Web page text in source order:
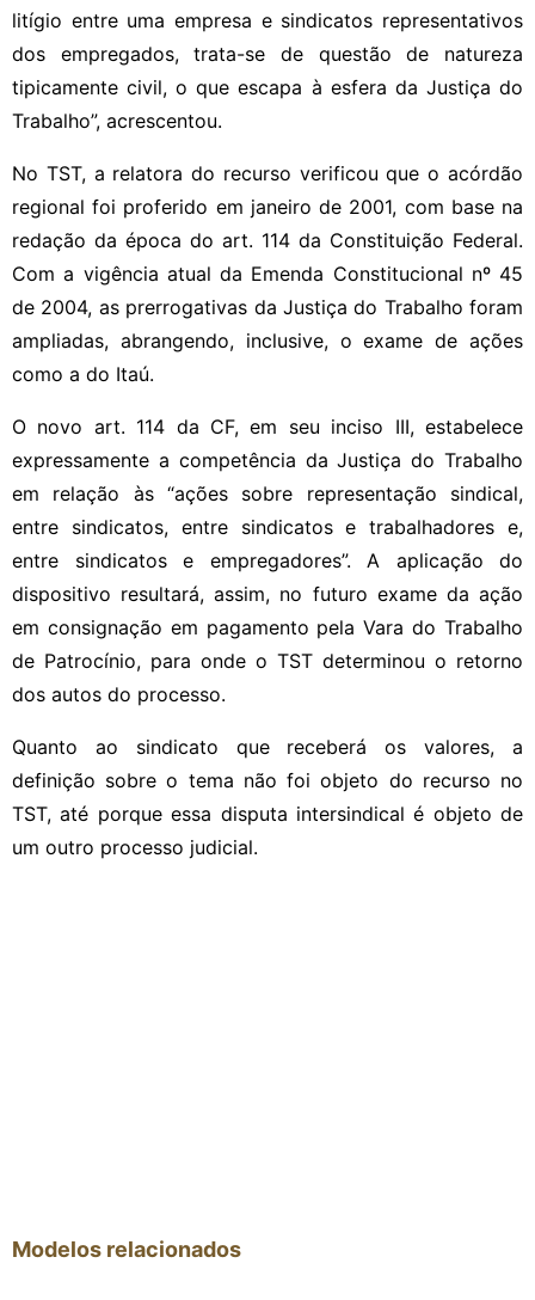
litígio entre uma empresa e sindicatos representativos
dos empregados, trata-se de questão de natureza
tipicamente civil, o que escapa à esfera da Justiça do
Trabalho”, acrescentou.
No TST, a relatora do recurso verificou que o acórdão
regional foi proferido em janeiro de 2001, com base na
redação da época do art. 114 da Constituição Federal.
Com a vigência atual da Emenda Constitucional nº 45
de 2004, as prerrogativas da Justiça do Trabalho foram
ampliadas, abrangendo, inclusive, o exame de ações
como a do Itaú.
O novo art. 114 da CF, em seu inciso III, estabelece
expressamente a competência da Justiça do Trabalho
em relação às “ações sobre representação sindical,
entre sindicatos, entre sindicatos e trabalhadores e,
entre sindicatos e empregadores”. A aplicação do
dispositivo resultará, assim, no futuro exame da ação
em consignação em pagamento pela Vara do Trabalho
de Patrocínio, para onde o TST determinou o retorno
dos autos do processo.
Quanto ao sindicato que receberá os valores, a
definição sobre o tema não foi objeto do recurso no
TST, até porque essa disputa intersindical é objeto de
um outro processo judicial.
Modelos relacionados